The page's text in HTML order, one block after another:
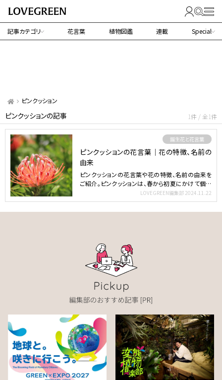
記事カテゴリ 花言葉 植物図鑑 連載 Special
ピンクッション
ピンクッションの記事 1件 / 全1件
誕生花と花言葉
ピンクッションの花言葉｜花の特徴、名前の
由来
ピンクッションの花言葉や花の特徴、名前の由来を
ご紹介。ピンクッションは、春から初夏にかけて個性
LOVEGREEN編集部 2024.11.22